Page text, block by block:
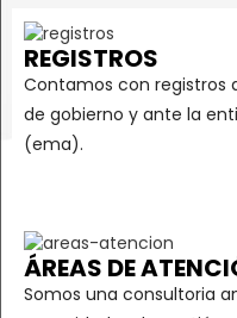
REGISTROS
Contamos con registros
de gobierno y ante la
(ema).
ÁREAS DE
Somos una consultoria